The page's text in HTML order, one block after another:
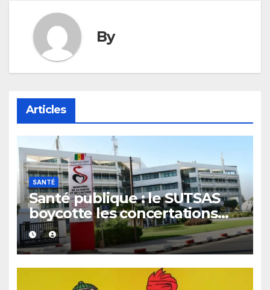
By
Articles
SANTÉ
Santé publique : le SUTSAS
boycotte les concertations
stratégiques du ministère